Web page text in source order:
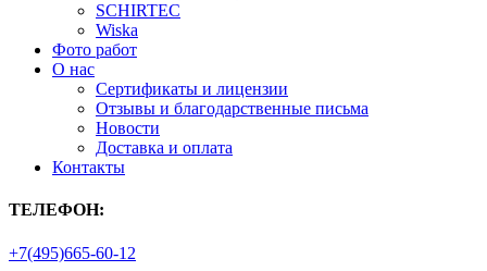
SCHIRTEC
Wiska
Фото работ
О нас
Сертификаты и лицензии
Отзывы и благодарственные письма
Новости
Доставка и оплата
Контакты
ТЕЛЕФОН:
+7(495)665-60-12